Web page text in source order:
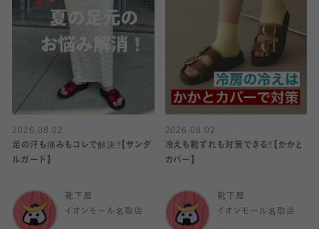
2026.08.02
足の汗も痛みもコレで解決‼️【サンダ
ルガード】
靴下屋
イオンモール名取店
2026.08.02
冷えも靴ずれも対策できる‼️【かかと
カバー】
靴下屋
イオンモール名取店